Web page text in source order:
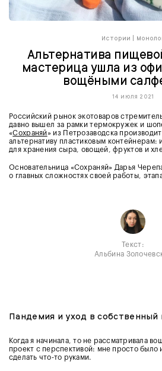
Истории
Альтернатива
мастерица ушла из
вощёными
14 июля 2021
Российский рынок экотоваров
давно вышел за рамки термокружек и
«Сохраняй» из Петрозаводска
альтернативу пластиковым контейнерам:
для хранения сыра, овощей, фруктов и
Основательница «Сохраняй» Дарья
о главных сложностях своей работы,
Текст:
Альбина
Пандемия и уход в собственный
Когда я начинала, то не рассматривала
проект с перспективой: мне просто было
сделать что-то руками.